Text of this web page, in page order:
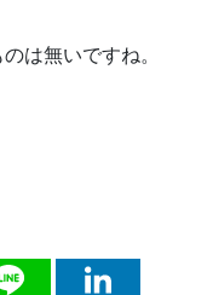
は無いですね。